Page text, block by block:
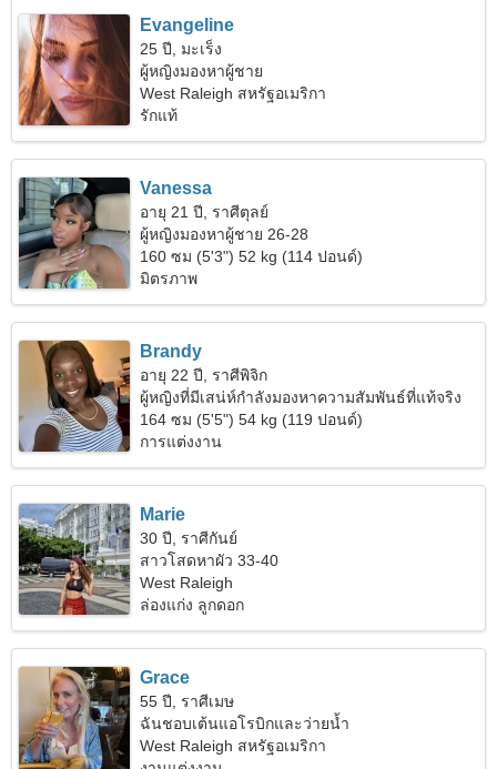
Evangeline
25 ปี, มะเร็ง
ผู้หญิงมองหาผู้ชาย
West Raleigh สหรัฐอเมริกา
รักแท้
Vanessa
อายุ 21 ปี, ราศีตุลย์
ผู้หญิงมองหาผู้ชาย 26-28
160 ซม (5'3") 52 kg (114 ปอนด์)
มิตรภาพ
Brandy
อายุ 22 ปี, ราศีพิจิก
ผู้หญิงที่มีเสน่ห์กำลังมองหาความสัมพันธ์ที่แท้จริง
164 ซม (5'5") 54 kg (119 ปอนด์)
การแต่งงาน
Marie
30 ปี, ราศีกันย์
สาวโสดหาผัว 33-40
West Raleigh
ล่องแก่ง ลูกดอก
Grace
55 ปี, ราศีเมษ
ฉันชอบเต้นแอโรบิกและว่ายน้ำ
West Raleigh สหรัฐอเมริกา